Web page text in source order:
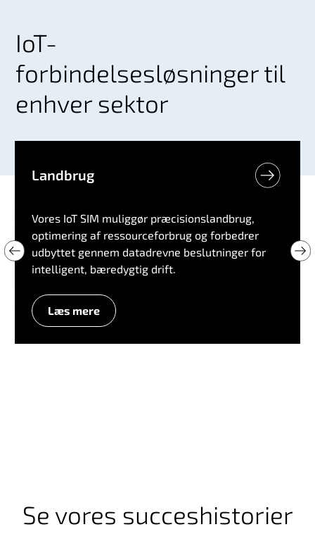
IoT-
forbindelsesløsninger til
enhver sektor
Landbrug
Vores IoT SIM muliggør præcisionslandbrug,
optimering af ressourceforbrug og forbedrer
udbyttet gennem datadrevne beslutninger for
intelligent, bæredygtig drift.
Læs mere
L
Se vores succeshistorier